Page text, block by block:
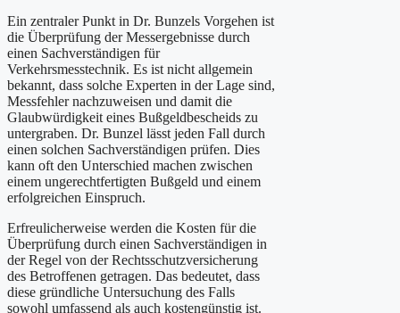
Ein zentraler Punkt in Dr. Bunzels Vorgehen ist
die Überprüfung der Messergebnisse durch
einen Sachverständigen für
Verkehrsmesstechnik. Es ist nicht allgemein
bekannt, dass solche Experten in der Lage sind,
Messfehler nachzuweisen und damit die
Glaubwürdigkeit eines Bußgeldbescheids zu
untergraben. Dr. Bunzel lässt jeden Fall durch
einen solchen Sachverständigen prüfen. Dies
kann oft den Unterschied machen zwischen
einem ungerechtfertigten Bußgeld und einem
erfolgreichen Einspruch.
Erfreulicherweise werden die Kosten für die
Überprüfung durch einen Sachverständigen in
der Regel von der Rechtsschutzversicherung
des Betroffenen getragen. Das bedeutet, dass
diese gründliche Untersuchung des Falls
sowohl umfassend als auch kostengünstig ist.